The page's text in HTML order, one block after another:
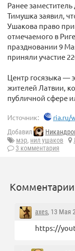
Ранее
Тимушка заявил,
Ушакова право
отмечаемого в
праздновании 9
приняли участие
Центр госязыка —
жителей Латвии,
публичной сфере
Источник: ria.ru/
Добавил
мэр, нил ушаков
3 комментария
Комментарии
axes, 13 Мая
https://